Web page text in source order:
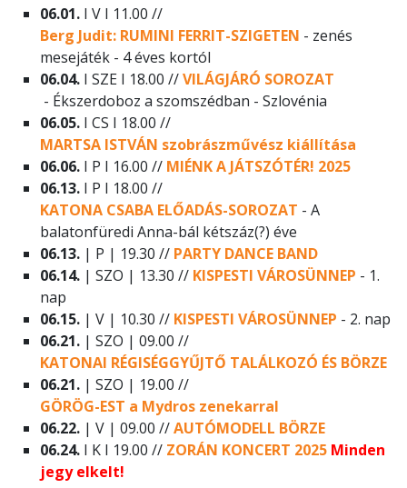
06.01. I V I 11.00 //
Berg Judit: RUMINI FERRIT-SZIGETEN - zenés
mesejáték - 4 éves kortól
06.04. I SZE I 18.00 //VILÁGJÁRÓ SOROZAT
- Ékszerdoboz a szomszédban - Szlovénia
06.05. I CS I 18.00 //
MARTSA ISTVÁN szobrászművész kiállítása
06.06. I P I 16.00 // MIÉNK A JÁTSZÓTÉR! 2025
06.13. I P I 18.00 //
KATONA CSABA ELŐADÁS-SOROZAT - A
balatonfüredi Anna-bál kétszáz(?) éve
06.13. | P | 19.30 // PARTY DANCE BAND
06.14. | SZO | 13.30 // KISPESTI VÁROSÜNNEP - 1.
nap
06.15. | V | 10.30 // KISPESTI VÁROSÜNNEP - 2. nap
06.21. | SZO | 09.00 //
KATONAI RÉGISÉGGYŰJTŐ TALÁLKOZÓ ÉS BÖRZE
06.21. | SZO | 19.00 //
GÖRÖG-EST a Mydros zenekarral
06.22. | V | 09.00 //AUTÓMODELL BÖRZE
06.24. I K I 19.00 // ZORÁN KONCERT 2025 Minden
jegy elkelt!